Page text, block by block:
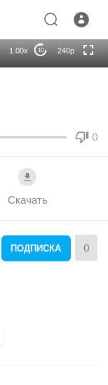
1.00x 10 240p
HD
0
Скачать
ПОДПИСКА 0